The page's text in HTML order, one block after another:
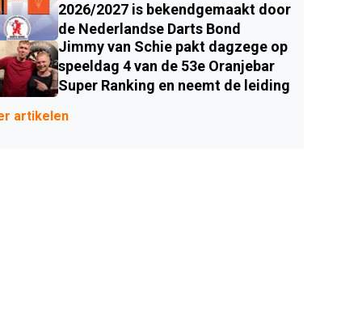
2026/2027 is bekendgemaakt door
de Nederlandse Darts Bond
Jimmy van Schie pakt dagzege op
speeldag 4 van de 53e Oranjebar
Super Ranking en neemt de leiding
artikelen